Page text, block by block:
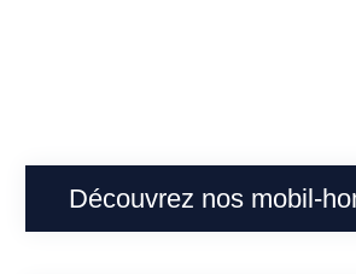
Découvrez nos mobil-